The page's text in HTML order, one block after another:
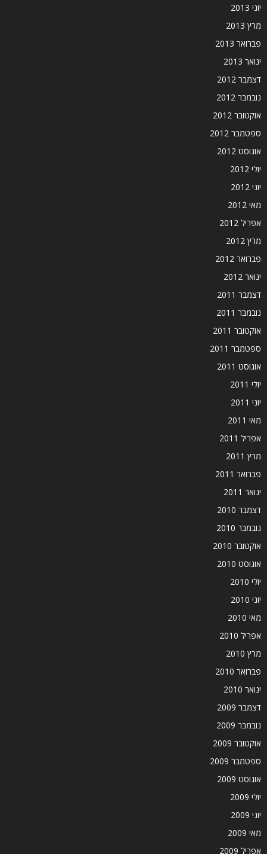
יוני 2013
מרץ 2013
פברואר 2013
ינואר 2013
דצמבר 2012
נובמבר 2012
אוקטובר 2012
ספטמבר 2012
אוגוסט 2012
יולי 2012
יוני 2012
מאי 2012
אפריל 2012
מרץ 2012
פברואר 2012
ינואר 2012
דצמבר 2011
נובמבר 2011
אוקטובר 2011
ספטמבר 2011
אוגוסט 2011
יולי 2011
יוני 2011
מאי 2011
אפריל 2011
מרץ 2011
פברואר 2011
ינואר 2011
דצמבר 2010
נובמבר 2010
אוקטובר 2010
אוגוסט 2010
יולי 2010
יוני 2010
מאי 2010
אפריל 2010
מרץ 2010
פברואר 2010
ינואר 2010
דצמבר 2009
נובמבר 2009
אוקטובר 2009
ספטמבר 2009
אוגוסט 2009
יולי 2009
יוני 2009
מאי 2009
אפריל 2009